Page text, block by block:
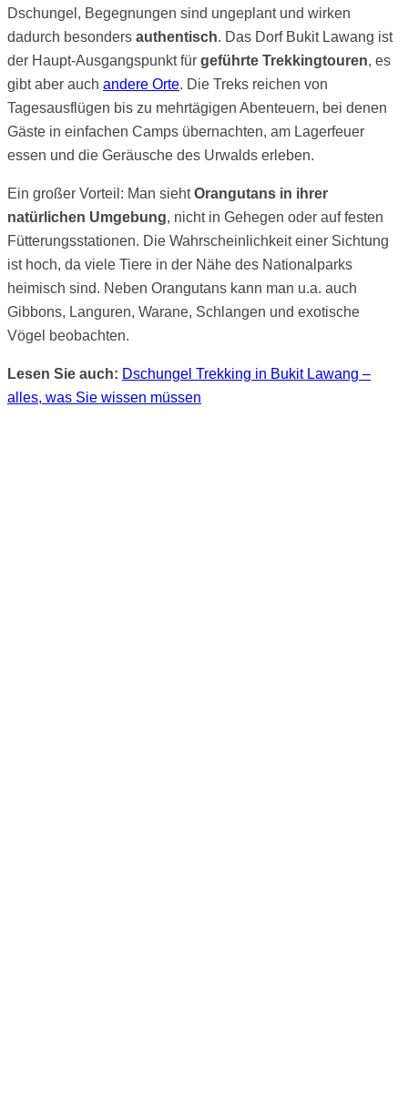
Dschungel, Begegnungen sind ungeplant und wirken
dadurch besonders authentisch. Das Dorf Bukit Lawang ist
der Haupt-Ausgangspunkt für geführte Trekkingtouren, es
gibt aber auch andere Orte. Die Treks reichen von
Tagesausflügen bis zu mehrtägigen Abenteuern, bei denen
Gäste in einfachen Camps übernachten, am Lagerfeuer
essen und die Geräusche des Urwalds erleben.
Ein großer Vorteil: Man siehtOrangutans in ihrer
natürlichen Umgebung, nicht in Gehegen oder auf festen
Fütterungsstationen. Die Wahrscheinlichkeit einer Sichtung
ist hoch, da viele Tiere in der Nähe des Nationalparks
heimisch sind. Neben Orangutans kann man u.a. auch
Gibbons, Languren, Warane, Schlangen und exotische
Vögel beobachten.
Lesen Sie auch: Dschungel Trekking in Bukit Lawang –
alles, was Sie wissen müssen